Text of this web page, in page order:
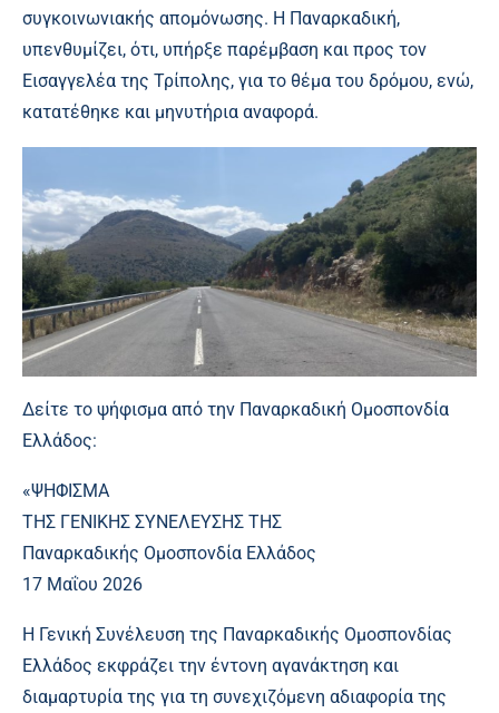
συγκοινωνιακής απομόνωσης. Η Παναρκαδική,
υπενθυμίζει, ότι, υπήρξε παρέμβαση και προς τον
Εισαγγελέα της Τρίπολης, για το θέμα του δρόμου, ενώ,
κατατέθηκε και μηνυτήρια αναφορά.
Δείτε το ψήφισμα από την Παναρκαδική Ομοσπονδία
Ελλάδος:
«ΨΗΦΙΣΜΑ
ΤΗΣ ΓΕΝΙΚΗΣ ΣΥΝΕΛΕΥΣΗΣ ΤΗΣ
Παναρκαδικής Ομοσπονδία Ελλάδος
17 Μαΐου 2026
Η Γενική Συνέλευση της Παναρκαδικής Ομοσπονδίας
Ελλάδος εκφράζει την έντονη αγανάκτηση και
διαμαρτυρία της για τη συνεχιζόμενη αδιαφορία της